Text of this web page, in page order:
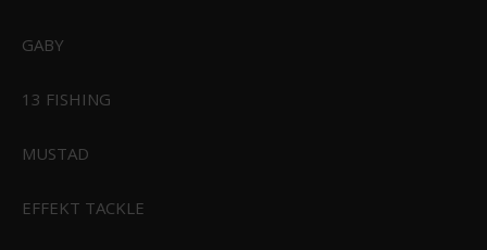
GABY
13 FISHING
MUSTAD
EFFEKT TACKLE